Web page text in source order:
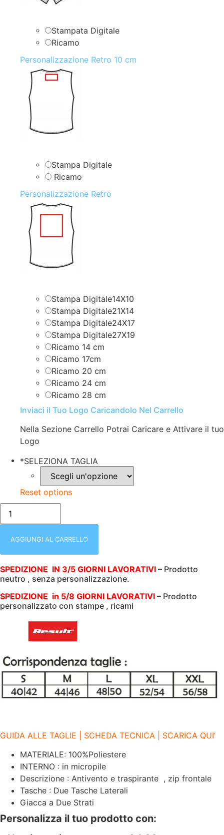
Stampata Digitale
Ricamo
Personalizzazione Retro 10 cm
Stampa Digitale
Ricamo
Personalizzazione Retro
Stampa Digitale14X10
Stampa Digitale21X14
Stampa Digitale24X17
Stampa Digitale27X19
Ricamo 14 cm
Ricamo 17cm
Ricamo 20 cm
Ricamo 24 cm
Ricamo 28 cm
Inviaci il Tuo Logo Caricandolo Nel Carrello
Nella Sezione Carrello Potrai Caricare e Attivare il tuo
Logo
*SELEZIONA TAGLIA
Reset options
RER232F
CHBK
|
BLACK
GILET
|
DONNA
CON
TASCHE
LATERALI
quantità
AGGIUNGI AL CARRELLO
SPEDIZIONE IN 3/5 GIORNI LAVORATIVI – Prodotto
neutro , senza personalizzazione.
SPEDIZIONE in 5/8 GIORNI LAVORATIVI – Prodotto
personalizzato con stampe , ricami
GUIDA ALLE TAGLIE | SCHEDA TECNICA | SCARICA QUI’
MATERIALE: 100%Poliestere
INTERNO : in micropile
Descrizione : Antivento e traspirante , zip frontale
Tasche : Due Tasche Laterali
Giacca a Due Strati
Personalizza il tuo prodotto con: